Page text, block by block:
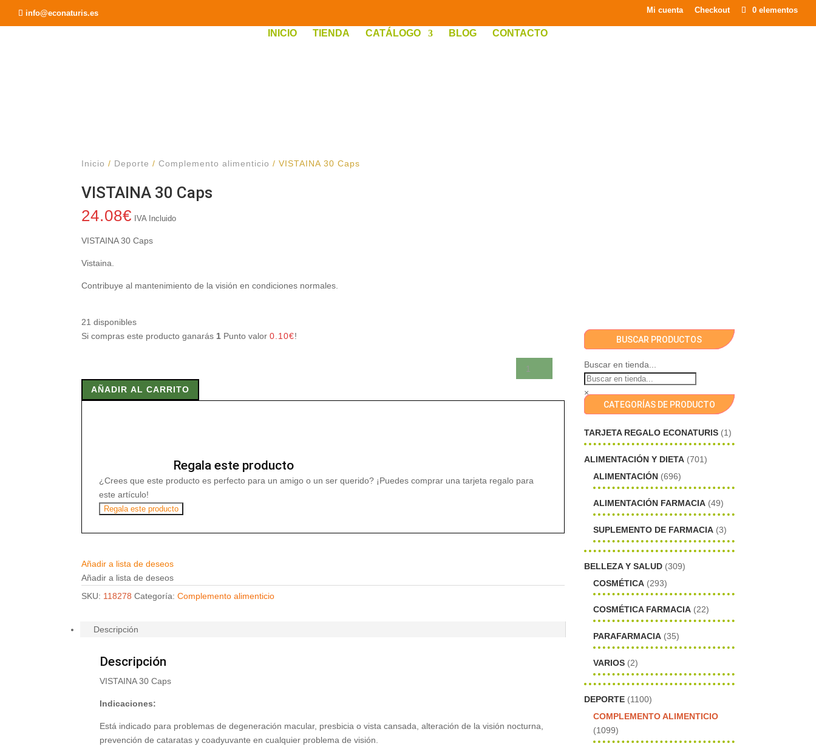
info@econaturis.es Mi cuenta Checkout 0 elementos
INICIO TIENDA CATÁLOGO BLOG CONTACTO
Inicio / Deporte /Complemento alimenticio / VISTAINA 30 Caps
VISTAINA 30 Caps
24.08€ IVA Incluido
VISTAINA 30 Caps
Vistaina.
Contribuye al mantenimiento de la visión en condiciones normales.
21 disponibles
Si compras este producto ganarás 1 Punto valor0.10€!
30
Caps
AÑADIR AL CARRITO
Regala este producto
¿Crees que este producto es perfecto para un amigo o un ser querido? ¡Puedes comprar una tarjeta regalo para
este artículo!
Regala este producto
Añadir a lista de deseos
Añadir a lista de deseos
SKU: 118278 Categoría:Complemento alimenticio
Descripción
Descripción
VISTAINA 30 Caps
Indicaciones:
Está indicado para problemas de degeneración macular, presbicia o vista cansada, alteración de la visión nocturna,
prevención de cataratas y coadyuvante en cualquier problema de visión.
BUSCAR PRODUCTOS
Buscar en tienda...
×
CATEGORÍAS DE PRODUCTO
TARJETA REGALO ECONATURIS (1)
ALIMENTACIÓN Y DIETA (701)
ALIMENTACIÓN (696)
ALIMENTACIÓN FARMACIA (49)
SUPLEMENTO DE FARMACIA (3)
BELLEZA Y SALUD (309)
COSMÉTICA (293)
COSMÉTICA FARMACIA (22)
PARAFARMACIA (35)
VARIOS (2)
DEPORTE (1100)
COMPLEMENTO ALIMENTICIO
(1099)